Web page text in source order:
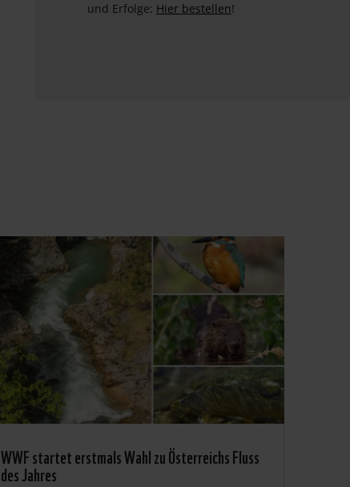
und Erfolge: Hier bestellen!
WWF startet erstmals Wahl zu Österreichs Fluss
des Jahres